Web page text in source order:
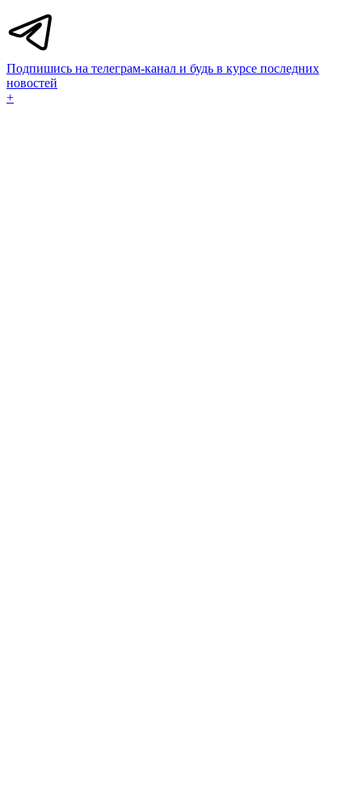
Подпишись на телеграм-канал и будь в курсе последних
новостей
+